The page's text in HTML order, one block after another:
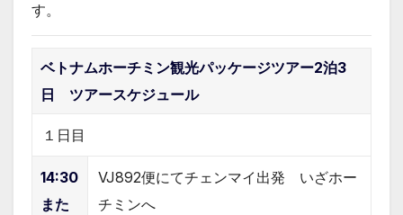
す。
ベトナムホーチミン観光パッケージツアー2泊3
日 ツアースケジュール
１日目
14:30
また
VJ892便にてチェンマイ出発 いざホー
チミンへ